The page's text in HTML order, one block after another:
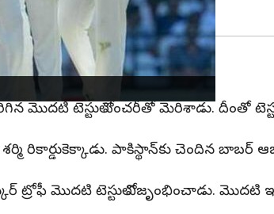
మొదటి టెస్టులో సెంచరీతో మెరిశాడు. దీంతో
పాకిస్థాన్‌కు చెందిన బాబర్
మొదటి టెస్టులో విజృంభించాడు. మొదటి